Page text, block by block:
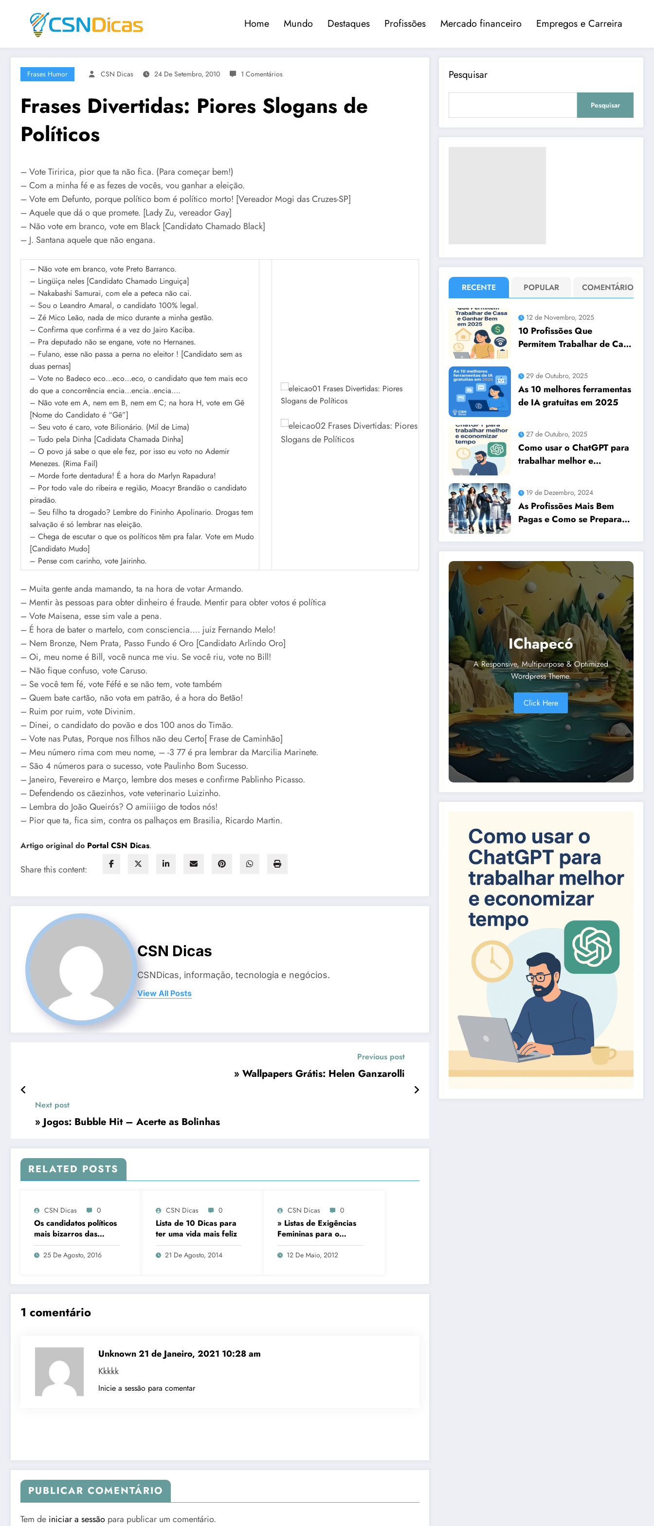
Home Mundo Destaques Profissões Mercado financeiro Empregos e Carreira
Frases Humor CSN Dicas 24 De Setembro, 2010 1 Comentários
Frases Divertidas: Piores Slogans de
Políticos
– Vote Tiririca, pior que ta não fica. (Para começar bem!)
– Com a minha fé e as fezes de vocês, vou ganhar a eleição.
– Vote em Defunto, porque político bom é político morto! [Vereador Mogi das Cruzes-SP]
– Aquele que dá o que promete. [Lady Zu, vereador Gay]
– Não vote em branco, vote em Black [Candidato Chamado Black]
– J. Santana aquele que não engana.
– Não vote em branco, vote Preto Barranco.
– Lingüiça neles [Candidato Chamado Linguiça]
– Nakabashi Samurai, com ele a peteca não cai.
– Sou o Leandro Amaral, o candidato 100% legal.
– Zé Mico Leão, nada de mico durante a minha gestão.
– Confirma que confirma é a vez do Jairo Kaciba.
– Pra deputado não se engane, vote no Hernanes.
– Fulano, esse não passa a perna no eleitor ! [Candidato sem as
duas pernas]
– Vote no Badeco eco…eco…eco, o candidato que tem mais eco
do que a concorrência encia…encia..encia….
– Não vote em A, nem em B, nem em C; na hora H, vote em Gê
[Nome do Candidato é “Gê”]
– Seu voto é caro, vote Bilionário. (Mil de Lima)
– Tudo pela Dinha [Cadidata Chamada Dinha]
– O povo já sabe o que ele fez, por isso eu voto no Ademir
Menezes. (Rima Fail)
– Morde forte dentadura! É a hora do Marlyn Rapadura!
– Por todo vale do ribeira e região, Moacyr Brandão o candidato
piradão.
– Seu filho ta drogado? Lembre do Fininho Apolinario. Drogas tem
salvação é só lembrar nas eleição.
– Chega de escutar o que os políticos têm pra falar. Vote em Mudo
[Candidato Mudo]
– Pense com carinho, vote Jairinho.
– Muita gente anda mamando, ta na hora de votar Armando.
– Mentir às pessoas para obter dinheiro é fraude. Mentir para obter votos é política
– Vote Maisena, esse sim vale a pena.
– É hora de bater o martelo, com consciencia…. juiz Fernando Melo!
– Nem Bronze, Nem Prata, Passo Fundo é Oro [Candidato Arlindo Oro]
– Oi, meu nome é Bill, você nunca me viu. Se você riu, vote no Bill!
– Não fique confuso, vote Caruso.
– Se você tem fé, vote Féfé e se não tem, vote também
– Quem bate cartão, não vota em patrão, é a hora do Betão!
– Ruim por ruim, vote Divinim.
– Dinei, o candidato do povão e dos 100 anos do Timão.
– Vote nas Putas, Porque nos filhos não deu Certo[ Frase de Caminhão]
– Meu número rima com meu nome, – -3 77 é pra lembrar da Marcilia Marinete.
– São 4 números para o sucesso, vote Paulinho Bom Sucesso.
– Janeiro, Fevereiro e Março, lembre dos meses e confirme Pablinho Picasso.
– Defendendo os cãezinhos, vote veterinario Luizinho.
– Lembra do João Queirós? O amiiiigo de todos nós!
– Pior que ta, fica sim, contra os palhaços em Brasilia, Ricardo Martin.
Artigo original do Portal CSN Dicas.
Share this content:
CSN Dicas
CSNDicas, informação, tecnologia e negócios.
View All Posts
Previous post
» Wallpapers Grátis: Helen Ganzarolli
Next post
» Jogos: Bubble Hit – Acerte as Bolinhas
RELATED POSTS
CSN Dicas 0
Os candidatos políticos
mais bizarros das
eleições #1
25 De Agosto, 2016
CSN Dicas 0
Lista de 10 Dicas para
ter uma vida mais feliz
21 De Agosto, 2014
CSN Dicas 0
» Listas de Exigências
Femininas para o
Homem dos Sonhos
12 De Maio, 2012
1 comentário
Unknown21 de Janeiro, 2021 10:28 am
Kkkkk
Inicie a sessão para comentar
PUBLICAR COMENTÁRIO
Tem de iniciar a sessão para publicar um comentário.
Pesquisar
Pesquisar
RECENTE POPULAR COMENTÁRIO
12 de Novembro, 2025
10 Profissões Que
Permitem Trabalhar de Casa
29 de Outubro, 2025
As 10 melhores ferramentas
de IA gratuitas em 2025
27 de Outubro, 2025
Como usar o ChatGPT para
trabalhar melhor e
19 de Dezembro, 2024
As Profissões Mais Bem
Pagas e Como se Preparar
Essenciais
IChapecó
A Responsive, Multipurpose & Optimized
Wordpress Theme.
Click Here